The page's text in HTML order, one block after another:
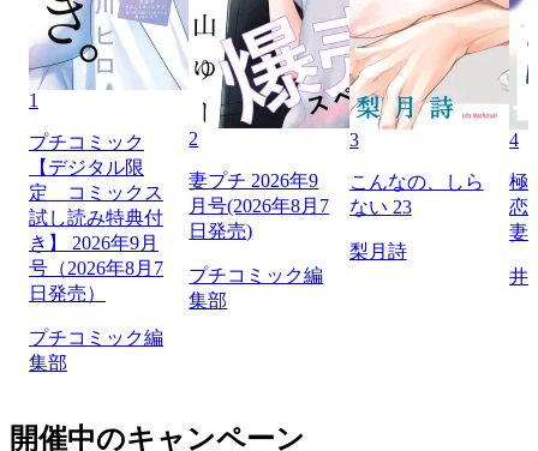
1
プチコミック
【デジタル限
定 コミックス
試し読み特典付
き】 2026年9月
号（2026年8月7
日発売）
プチコミック編
集部
2
妻プチ 2026年9
月号(2026年8月7
日発売)
プチコミック編
集部
3
こんなの、しら
ない 23
梨月詩
4
極
恋
妻
井
開催中のキャンペーン